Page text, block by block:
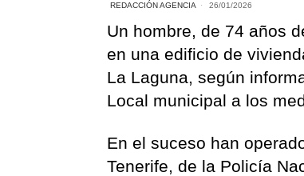
REDACCIÓN AGENCIA 26/01/2026
Un hombre, de 74 años
en una edificio de
La Laguna, según
Local municipal a los
En el suceso han
Tenerife, de la Policía